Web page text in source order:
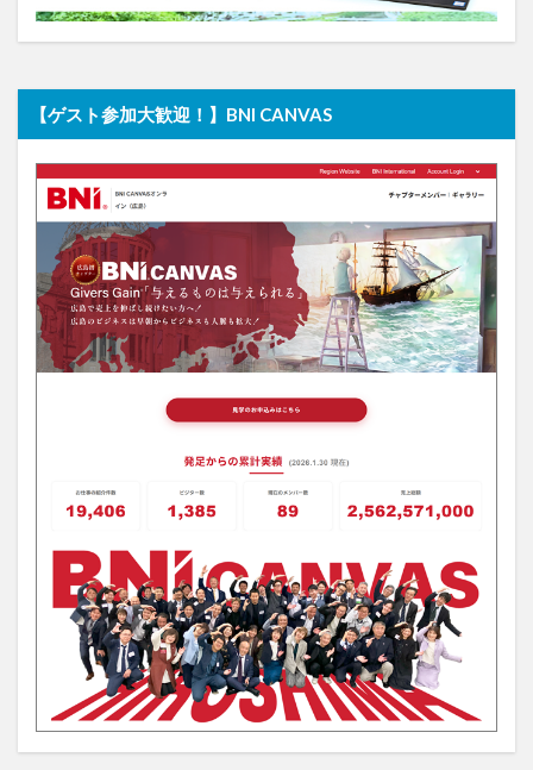
【ゲスト参加大歓迎！】BNI CANVAS